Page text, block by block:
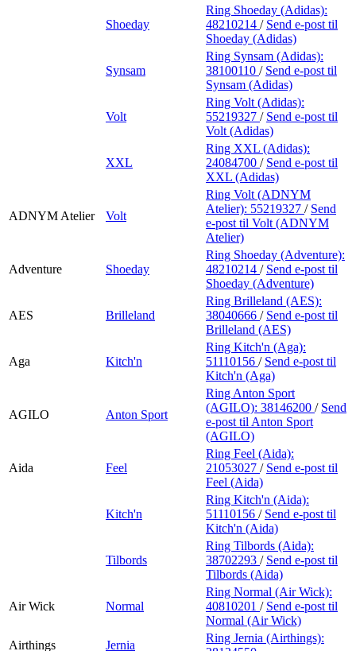
Shoeday
Ring Shoeday (Adidas):
48210214 / Send e-post til
Shoeday (Adidas)
Synsam
Ring Synsam (Adidas):
38100110 / Send e-post til
Synsam (Adidas)
Volt
Ring Volt (Adidas):
55219327 / Send e-post til
Volt (Adidas)
XXL
Ring XXL (Adidas):
24084700 / Send e-post til
XXL (Adidas)
ADNYM Atelier Volt
Ring Volt (ADNYM
Atelier): 55219327 / Send
e-post til Volt (ADNYM
Atelier)
Adventure Shoeday
Ring Shoeday (Adventure):
48210214 / Send e-post til
Shoeday (Adventure)
AES Brilleland
Ring Brilleland (AES):
38040666 / Send e-post til
Brilleland (AES)
Aga Kitch'n
Ring Kitch'n (Aga):
51110156 / Send e-post til
Kitch'n (Aga)
AGILO Anton Sport
Ring Anton Sport
(AGILO): 38146200 / Send
e-post til Anton Sport
(AGILO)
Aida Feel
Ring Feel (Aida):
21053027 / Send e-post til
Feel (Aida)
Kitch'n
Ring Kitch'n (Aida):
51110156 / Send e-post til
Kitch'n (Aida)
Tilbords
Ring Tilbords (Aida):
38702293 / Send e-post til
Tilbords (Aida)
Air Wick Normal
Ring Normal (Air Wick):
40810201 / Send e-post til
Normal (Air Wick)
Airthings
Jernia
Ring Jernia (Airthings):